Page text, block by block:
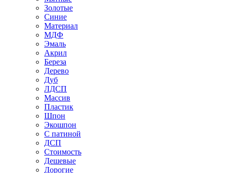
Золотые
Синие
Материал
МДФ
Эмаль
Акрил
Береза
Дерево
Дуб
ЛДСП
Массив
Пластик
Шпон
Экошпон
С патиной
ДСП
Стоимость
Дешевые
Дорогие